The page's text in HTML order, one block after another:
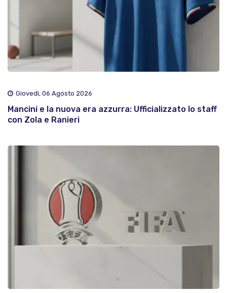
Giovedì, 06 Agosto 2026
Mancini e la nuova era azzurra: Ufficializzato lo staff
con Zola e Ranieri